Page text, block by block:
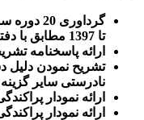
تا 1397 مطابق با دفترچه ارائه شده از سوی سازمان سنجش
ارائه پاسخنامه
تشریح نمودن دلیل
نادرستی سایر گزینه
ارائه نمودار
رائه نمودار